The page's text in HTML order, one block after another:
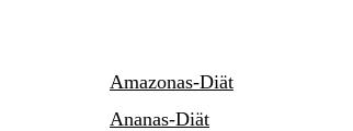
Amazonas-Diät
Ananas-Diät